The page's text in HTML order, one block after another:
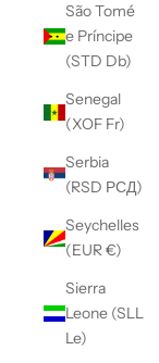
São Tomé
e Príncipe
(STD Db)
Senegal
(XOF Fr)
Serbia
(RSD РСД)
Seychelles
(EUR €)
Sierra
Leone (SLL
Le)